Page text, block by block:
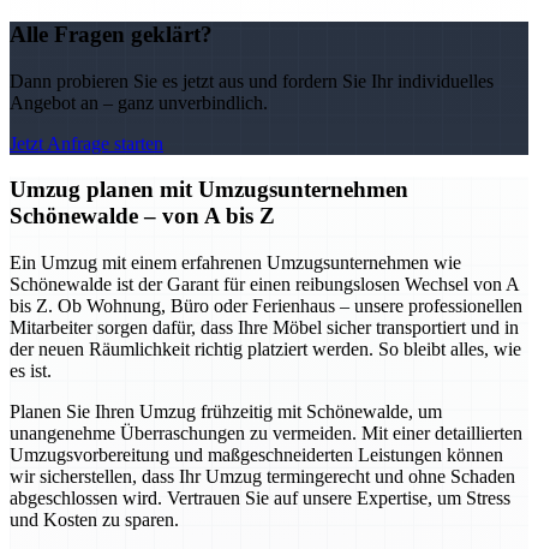
Alle Fragen geklärt?
Dann probieren Sie es jetzt aus und fordern Sie Ihr individuelles
Angebot an – ganz unverbindlich.
Jetzt Anfrage starten
Umzug planen mit Umzugsunternehmen
Schönewalde – von A bis Z
Ein Umzug mit einem erfahrenen Umzugsunternehmen wie
Schönewalde ist der Garant für einen reibungslosen Wechsel von A
bis Z. Ob Wohnung, Büro oder Ferienhaus – unsere professionellen
Mitarbeiter sorgen dafür, dass Ihre Möbel sicher transportiert und in
der neuen Räumlichkeit richtig platziert werden. So bleibt alles, wie
es ist.
Planen Sie Ihren Umzug frühzeitig mit Schönewalde, um
unangenehme Überraschungen zu vermeiden. Mit einer detaillierten
Umzugsvorbereitung und maßgeschneiderten Leistungen können
wir sicherstellen, dass Ihr Umzug termingerecht und ohne Schaden
abgeschlossen wird. Vertrauen Sie auf unsere Expertise, um Stress
und Kosten zu sparen.